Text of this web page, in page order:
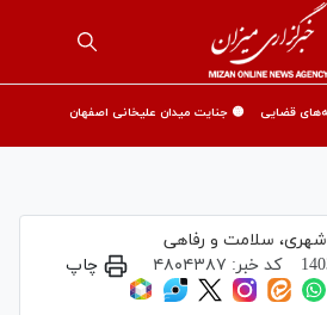
قضایی 🟡 جنایت میدان علیخانی اصفهان
شهری،‌ سلامت و رفاهی
کد خبر: ۴۸۰۴۳۸۷ چاپ